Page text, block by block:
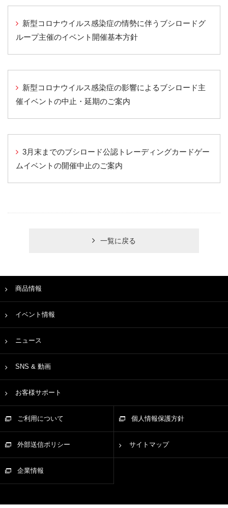
新型コロナウイルス感染症の情勢に伴うブシロードグ
ループ主催のイベント開催基本方針
新型コロナウイルス感染症の影響によるブシロード主
催イベントの中止・延期のご案内
3月末までのブシロード公認トレーディングカードゲー
ムイベントの開催中止のご案内
一覧に戻る
商品情報
イベント情報
ニュース
SNS & 動画
お客様サポート
ご利用について 個人情報保護方針
外部送信ポリシー サイトマップ
企業情報